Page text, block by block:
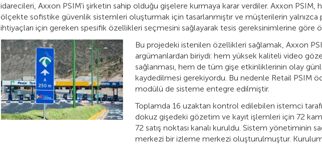
idarecileri, Axxon PSIM'i şirketin sahip olduğu gişelere kurmaya karar verdiler. Axxon PSIM,
ölçekte sofistike güvenlik sistemleri oluşturmak için tasarlanmıştır ve müşterilerin yalnızca
ihtiyaçları için gereken spesifik özellikleri seçmesini sağlayarak tesis gereksinimlerine göre
Bu projedeki istenilen özellikleri sağlamak, Axxon
argümanlardan biriydi: hem yüksek kaliteli video
sağlanması, hem de tüm gişe etkinliklerinin olay
kaydedilmesi gerekiyordu. Bu nedenle Retail PSIM
modülü de sisteme entegre edilmiştir.
Toplamda 16 uzaktan kontrol edilebilen istemci
dokuz gişedeki gözetim ve kayıt işlemleri için 72
72 satış noktası kanalı kuruldu. Sistem yönetiminin
merkezi bir izleme merkezi oluşturulmuştur.